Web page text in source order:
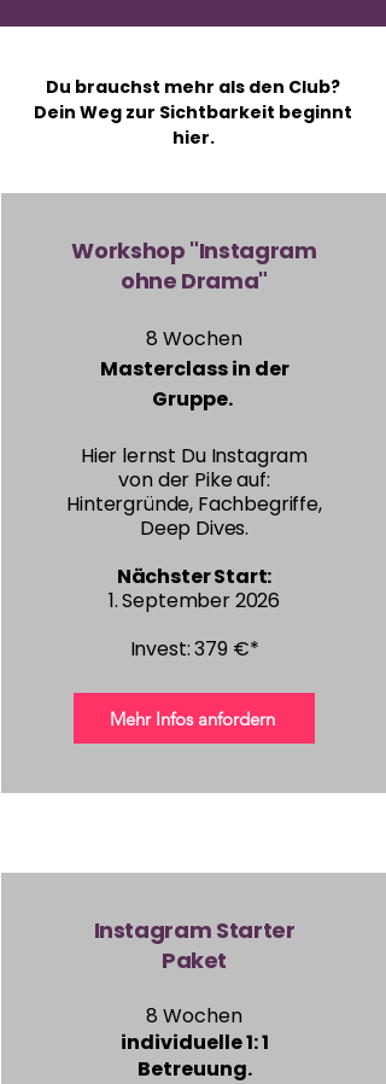
Du brauchst mehr als den Club?
Dein Weg zur Sichtbarkeit beginnt
hier.
Workshop "Instagram
ohne Drama"
8 Wochen
Masterclass in der
Gruppe.
Hier lernst Du Instagram
von der Pike auf:
Hintergründe, Fachbegriffe,
Deep Dives.
Nächster Start:
1. September 2026
Invest: 379 €*
Mehr Infos anfordern
Instagram Starter
Paket
8 Wochen
individuelle 1: 1
Betreuung.